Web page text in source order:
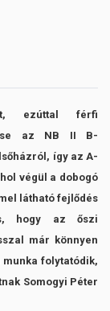
ezúttal férfi
az NB II B-
így az A-
végül a dobogó
látható fejlődés
hogy az őszi
már könnyen
folytatódik,
Somogyi Péter